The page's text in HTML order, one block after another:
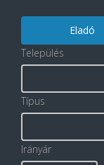
Eladó
Település
Típus
Irányár